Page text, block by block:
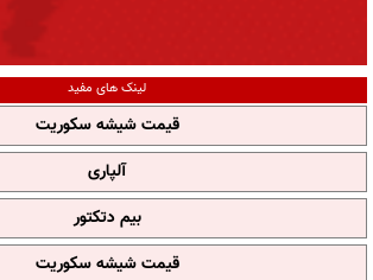
لینک های مفید
قیمت شیشه سکوریت
آلپاری
بیم دتکتور
قیمت شیشه سکوریت